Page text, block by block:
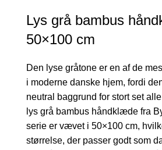
Lys grå bambus
50×100 cm
Den lyse gråtone er en af de
i moderne danske hjem, fordi
neutral baggrund for stort set
lys grå bambus håndklæde fra
serie er vævet i 50×100 cm,
størrelse, der passer godt som